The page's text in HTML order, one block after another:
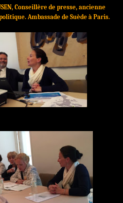
Conseillère de presse, ancienne
Ambassade de Suède à Paris.